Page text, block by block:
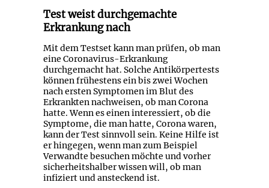
Test weist durchgemachte
Erkrankung nach
Mit dem Testset kann man prüfen, ob man
eine Coronavirus-Erkrankung
durchgemacht hat. Solche Antikörpertests
können frühestens ein bis zwei Wochen
nach ersten Symptomen im Blut des
Erkrankten nachweisen, ob man Corona
hatte. Wenn es einen interessiert, ob die
Symptome, die man hatte, Corona waren,
kann der Test sinnvoll sein. Keine Hilfe ist
er hingegen, wenn man zum Beispiel
Verwandte besuchen möchte und vorher
sicherheitshalber wissen will, ob man
infiziert und ansteckend ist.